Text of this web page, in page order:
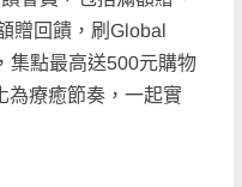
贈回饋，刷Global
集點最高送500元購物
為療癒節奏，一起實